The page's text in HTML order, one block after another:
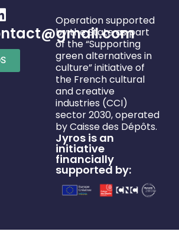
Operation supported
by the State as part
of the “Supporting
green alternatives in
culture” initiative of
the French cultural
and creative
industries (CCI)
sector 2030, operated
by Caisse des Dépôts.
Jyros is an
initiative
financially
supported by: